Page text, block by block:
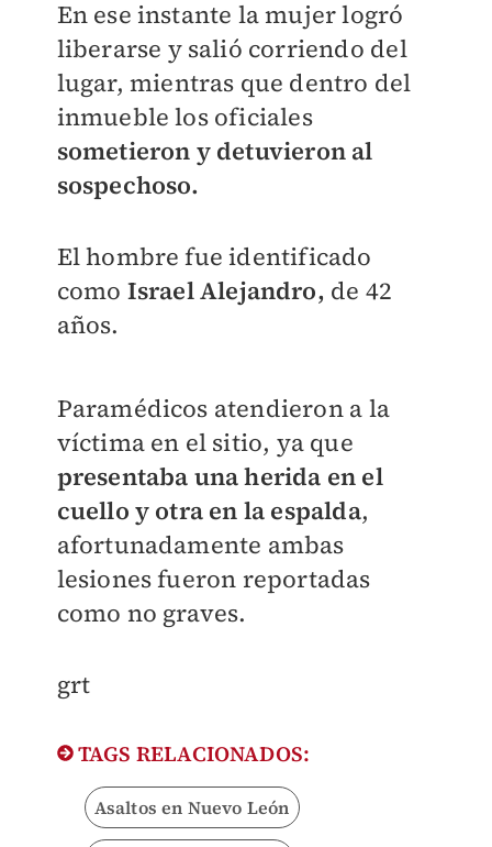
En ese instante la mujer logró
liberarse y salió corriendo del
lugar, mientras que dentro del
inmueble los oficiales
sometieron y detuvieron al
sospechoso.
El hombre fue identificado
como Israel Alejandro, de 42
años.
Paramédicos atendieron a la
víctima en el sitio, ya que
presentaba una herida en el
cuello y otra en la espalda,
afortunadamente ambas
lesiones fueron reportadas
como no graves.
grt
TAGS RELACIONADOS:
Asaltos en Nuevo León